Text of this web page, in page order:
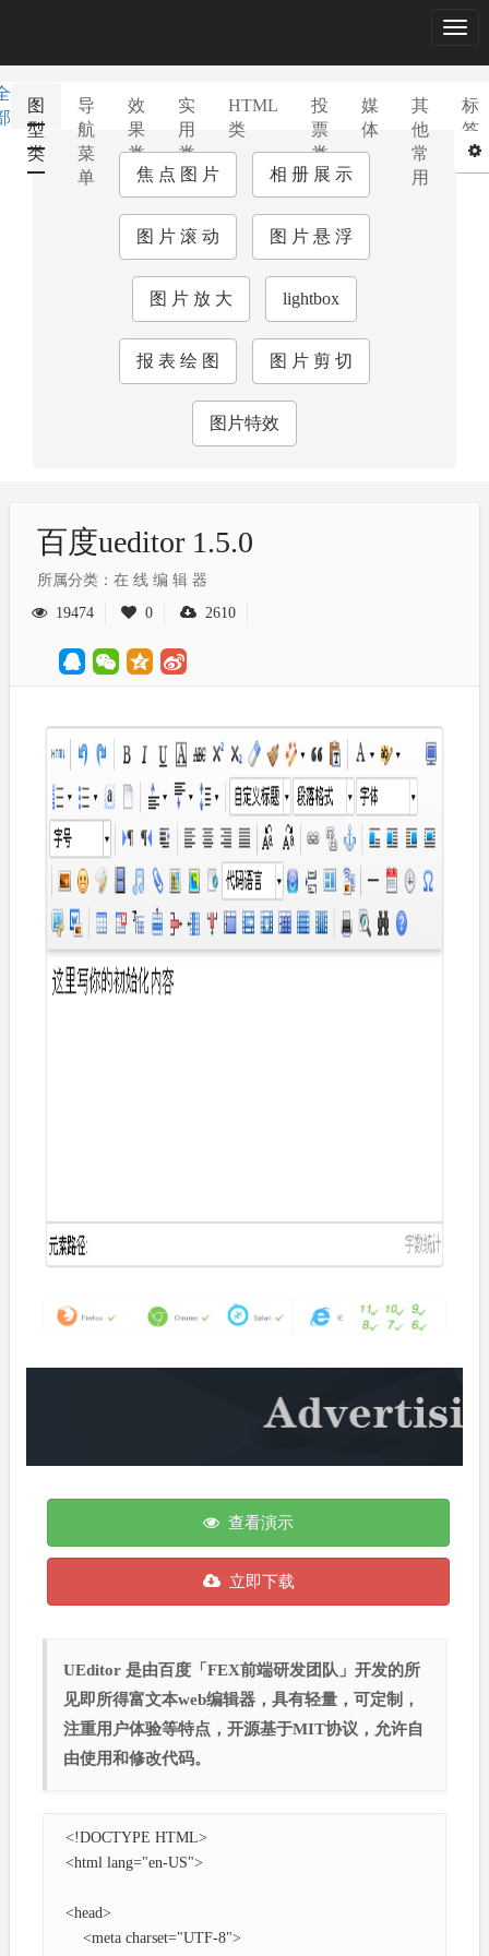
图
型
类
导
航
菜
单
效
果
类
实
用
类
HTML
类
投
票
类
媒
体
其
他
常
用
标
签
库
焦 点 图 片
相 册 展 示
图 片 滚 动 图 片 悬 浮
图 片 放 大 lightbox
报 表 绘 图 图 片 剪 切
图片特效
百度ueditor 1.5.0
所属分类：在 线 编 辑 器
19474
0 2610
查看演示
立即下载
UEditor 是由百度「FEX前端研发团队」开发的所
见即所得富文本web编辑器，具有轻量，可定制，
注重用户体验等特点，开源基于MIT协议，允许自
由使用和修改代码。
<!DOCTYPE HTML>
<html lang="en-US">
<head>
    <meta charset="UTF-8">